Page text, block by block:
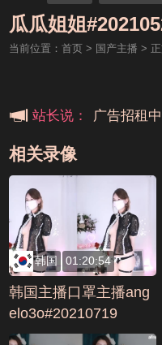
瓜瓜姐姐
当前位置： 首页> 国产主播 >
站长说：
本站大事
广告招租
相关录像
韩国 01:20:54
韩国主播口罩主播ang
elo3o#20210719